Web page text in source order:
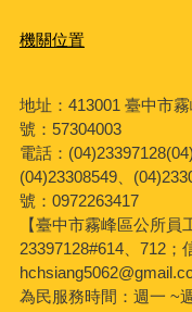
機關位置
地址：413001 臺中市
號：57304003
電話：
(04)23308549、
號：0972263417
【臺中市霧峰區公所
23397128#614、712；
為民服務時間：週一 ~